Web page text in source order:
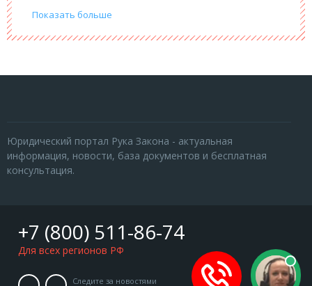
Показать больше
Юридический портал Рука Закона - актуальная
информация, новости, база документов и бесплатная
консультация.
+7 (800) 511-86-74
Для всех регионов РФ
Следите за новостями